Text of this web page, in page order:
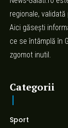
regionale,
Aici găsești
ce se întâmplă în
zgomot inutil.
Categorii
Sport